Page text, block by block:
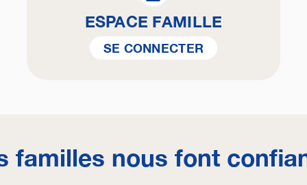
ESPACE FAMILLE
SE CONNECTER
familles nous font